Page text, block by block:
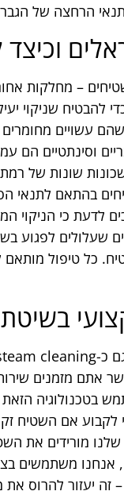
הרחצה של
– מחלקות
להבטיח שניקוי
עשויים
וסינתטיים הם
שונות של
בהתאם לתנאי
לדעת כי
שעלולים לפגוע
כל טיפול
אתם מזמנים
בטכנולוגיה
לקבוע אם השטיח
מורידים את
אנחנו משתמשים
יעזור להרוס את